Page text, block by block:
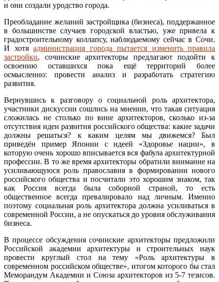
и они создали уродство города.
Преобладание желаний застройщика (бизнеса), поддержанное
в большинстве случаев городской властью, уже привела к
градостроительному коллапсу, наблюдаемому сейчас в Сочи.
И хотя администрация города пытается изменить правила
застройки, сочинские архитекторы предлагают подойти к
освоению оставшихся пока ещё территорий более
осмысленно: провести анализ и разработать стратегию
развития.
Вернувшись к разговору о социальной роль архитектора,
участники дискуссии сошлись на мнении, что такая ситуация
сложилась не столько по вине архитекторов, сколько из-за
отсутствия идеи развития российского общества: какие задачи
должны решаться? к каким целям мы движемся? Был
приведён пример Японии с идеей «Здоровье нации», в
которую очень хорошо вписывается вся фабула архитектурной
профессии. В то же время архитекторы обратили внимание на
усиливающуюся роль православия в формировании нового
российского общества и посчитали это хорошим знаком, так
как Россия всегда была соборной страной, то есть
общественное всегда превалировало над личным. Именно
поэтому социальная роль архитектора должна усиливаться в
современной России, а не опускаться до уровня обслуживания
бизнеса.
В процессе обсуждения сочинские архитекторы предложили
Российской академии архитектуры и строительных наук
провести круглый стол на тему «Роль архитектуры в
современном российском обществе», итогом которого бы стал
Меморандум Академии и Союза архитекторов из 5-7 тезисов.